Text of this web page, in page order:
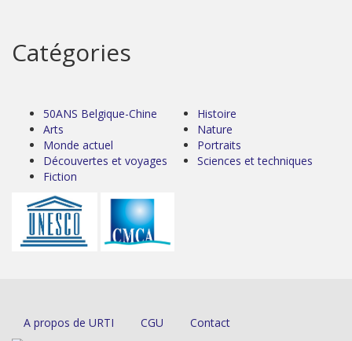
Catégories
50ANS Belgique-Chine
Arts
Monde actuel
Découvertes et voyages
Fiction
Histoire
Nature
Portraits
Sciences et techniques
A propos de URTI CGU Contact